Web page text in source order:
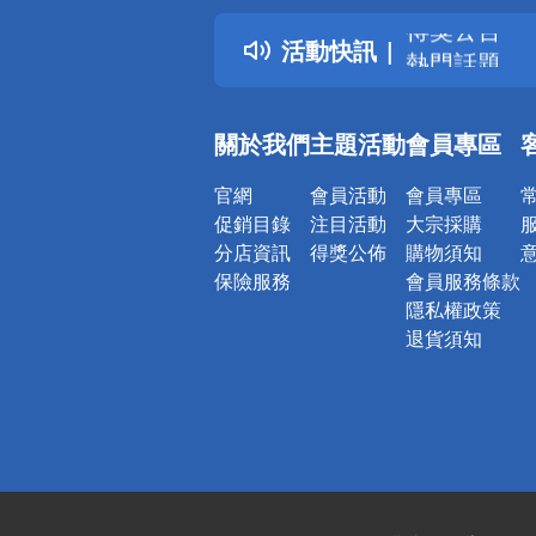
活動快訊
得獎公告
熱門話題
銀行優惠
詐騙網頁！
關於我們
官網
促銷目錄
分店資訊
保險服務
主題活動
會員活動
注目活動
得獎公佈
會員專區
會員專區
大宗採購
購物須知
會員服務條款
隱私權政策
退貨須知